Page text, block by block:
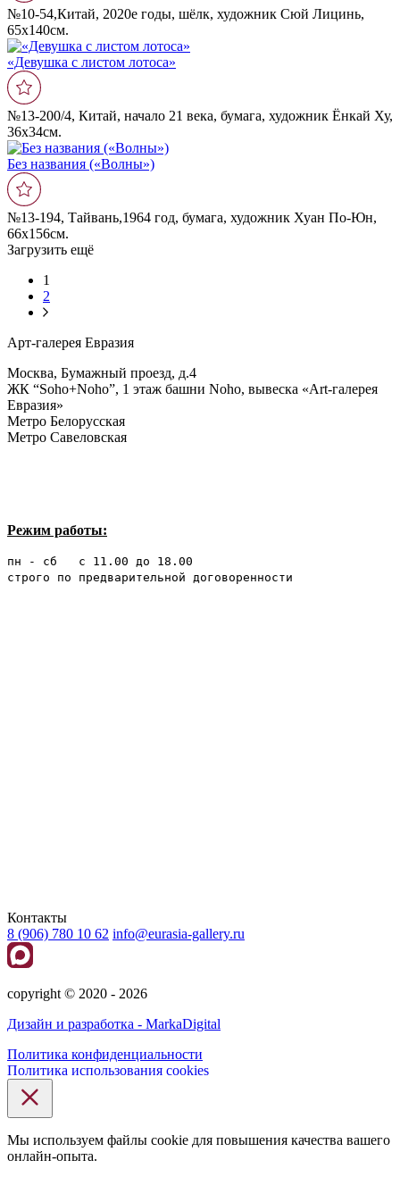
№10-54,Китай, 2020е годы, шёлк, художник Сюй Лицинь,
65х140см.
«Девушка с листом лотоса»
№13-200/4, Китай, начало 21 века, бумага, художник Ёнкай Ху,
36x34см.
Без названия («Волны»)
№13-194, Тайвань,1964 год, бумага, художник Хуан По-Юн,
66x156см.
Загрузить ещё
1
2
Арт-галерея Евразия
Москва, Бумажный проезд, д.4
ЖК “Soho+Noho”, 1 этаж башни Noho, вывеска «Art-галерея
Евразия»
Метро Белорусская
Метро Савеловская
Режим работы:
пн - сб с 11.00 до 18.00
строго по предварительной договоренности
Контакты
8 (906) 780 10 62 info@eurasia-gallery.ru
сopyright © 2020 - 2026
Дизайн и разработка - MarkaDigital
Политика конфиденциальности
Политика использования cookies
Мы используем файлы cookie для повышения качества вашего
онлайн-опыта.